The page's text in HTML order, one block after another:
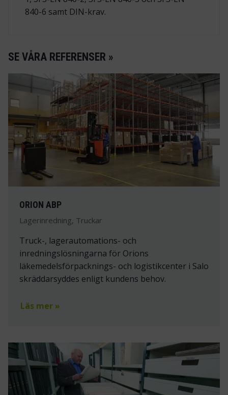
840-6 samt DIN-krav.
SE VÅRA REFERENSER »
ORION ABP
Lagerinredning, Truckar
Truck-, lagerautomations- och
inredningslösningarna för Orions
läkemedelsförpacknings- och logistikcenter i Salo
skräddarsyddes enligt kundens behov.
Läs mer »